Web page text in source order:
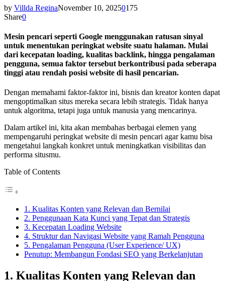
by Villda ReginaNovember 10, 20250175
Share0
Mesin pencari seperti Google menggunakan ratusan sinyal
untuk menentukan peringkat website suatu halaman. Mulai
dari kecepatan loading, kualitas backlink, hingga pengalaman
pengguna, semua faktor tersebut berkontribusi pada seberapa
tinggi atau rendah posisi website di hasil pencarian.
Dengan memahami faktor-faktor ini, bisnis dan kreator konten dapat
mengoptimalkan situs mereka secara lebih strategis. Tidak hanya
untuk algoritma, tetapi juga untuk manusia yang mencarinya.
Dalam artikel ini, kita akan membahas berbagai elemen yang
mempengaruhi peringkat website di mesin pencari agar kamu bisa
mengetahui langkah konkret untuk meningkatkan visibilitas dan
performa situsmu.
Table of Contents
1. Kualitas Konten yang Relevan dan Bernilai
2. Penggunaan Kata Kunci yang Tepat dan Strategis
3. Kecepatan Loading Website
4. Struktur dan Navigasi Website yang Ramah Pengguna
5. Pengalaman Pengguna (User Experience/ UX)
Penutup: Membangun Fondasi SEO yang Berkelanjutan
1. Kualitas Konten yang Relevan dan